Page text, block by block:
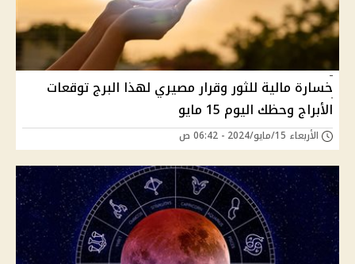
خسارة مالية للثور وقرار مصيري لهذا البرج توقعات
الأبراج وحظك اليوم 15 مايو
الأربعاء 15/مايو/2024 - 06:42 ص